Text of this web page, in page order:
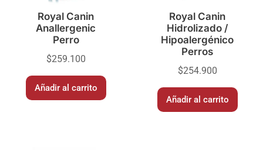
Royal Canin
Anallergenic
Perro
$259.100
Añadir al carrito
Royal Canin
Hidrolizado /
Hipoalergénico
Perros
$254.900
Añadir al carrito